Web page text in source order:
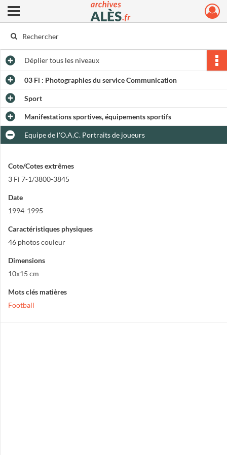
Archives municipales d'Alès
Ouvrir le menu déroulant
Dépliertous les niveaux
03 Fi : Photographies du service Communication
Sport
Manifestations sportives, équipements sportifs
Equipe de l'O.A.C. Portraits de joueurs
Cote/Cotes extrêmes
3 Fi 7-1/3800-3845
Date
1994-1995
Caractéristiques physiques
46 photos couleur
Dimensions
10x15 cm
Mots clés matières
Football